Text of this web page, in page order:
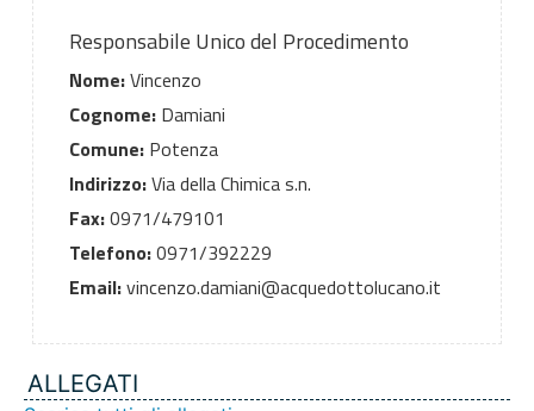
Responsabile Unico del Procedimento
Nome:Vincenzo
Cognome:Damiani
Comune:Potenza
Indirizzo:Via della Chimica s.n.
Fax:0971/479101
Telefono:0971/392229
Email:vincenzo.damiani@acquedottolucano.it
ALLEGATI